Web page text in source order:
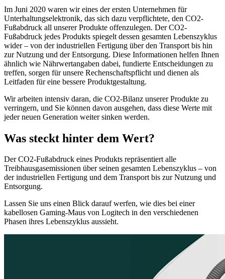
Im Juni 2020 waren wir eines der ersten Unternehmen für
Unterhaltungselektronik, das sich dazu verpflichtete, den CO2-
Fußabdruck all unserer Produkte offenzulegen. Der CO2-
Fußabdruck jedes Produkts spiegelt dessen gesamten Lebenszyklus
wider – von der industriellen Fertigung über den Transport bis hin
zur Nutzung und der Entsorgung. Diese Informationen helfen Ihnen
ähnlich wie Nährwertangaben dabei, fundierte Entscheidungen zu
treffen, sorgen für unsere Rechenschaftspflicht und dienen als
Leitfaden für eine bessere Produktgestaltung.
Wir arbeiten intensiv daran, die CO2-Bilanz unserer Produkte zu
verringern, und Sie können davon ausgehen, dass diese Werte mit
jeder neuen Generation weiter sinken werden.
Was steckt hinter dem Wert?
Der CO2-Fußabdruck eines Produkts repräsentiert alle
Treibhausgasemissionen über seinen gesamten Lebenszyklus – von
der industriellen Fertigung und dem Transport bis zur Nutzung und
Entsorgung.
Lassen Sie uns einen Blick darauf werfen, wie dies bei einer
kabellosen Gaming-Maus von Logitech in den verschiedenen
Phasen ihres Lebenszyklus aussieht.